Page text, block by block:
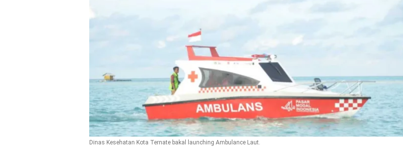
Dinas Kesehatan Kota Ternate bakal launching Ambulance Laut.